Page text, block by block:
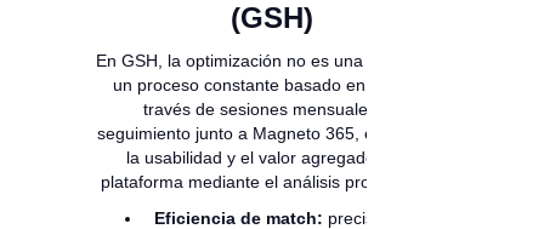
(GSH)
En GSH, la optimización no es una meta, sino
un proceso constante basado en datos. A
través de sesiones mensuales de
seguimiento junto a Magneto 365, evaluamos
la usabilidad y el valor agregado de la
plataforma mediante el análisis profundo de:
Eficiencia de match: precisión en la